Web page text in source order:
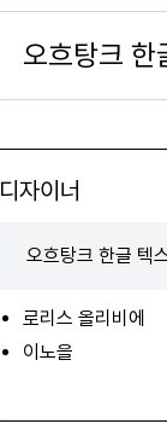
오흐탕크
디자이너
오흐탕크 한글 텍
로리스 올리비에
이노을